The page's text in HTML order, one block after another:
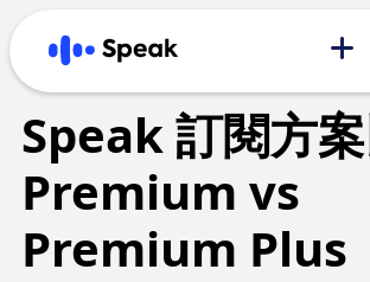
B2B
Speak 訂閱方案
Premium vs
Premium Plus